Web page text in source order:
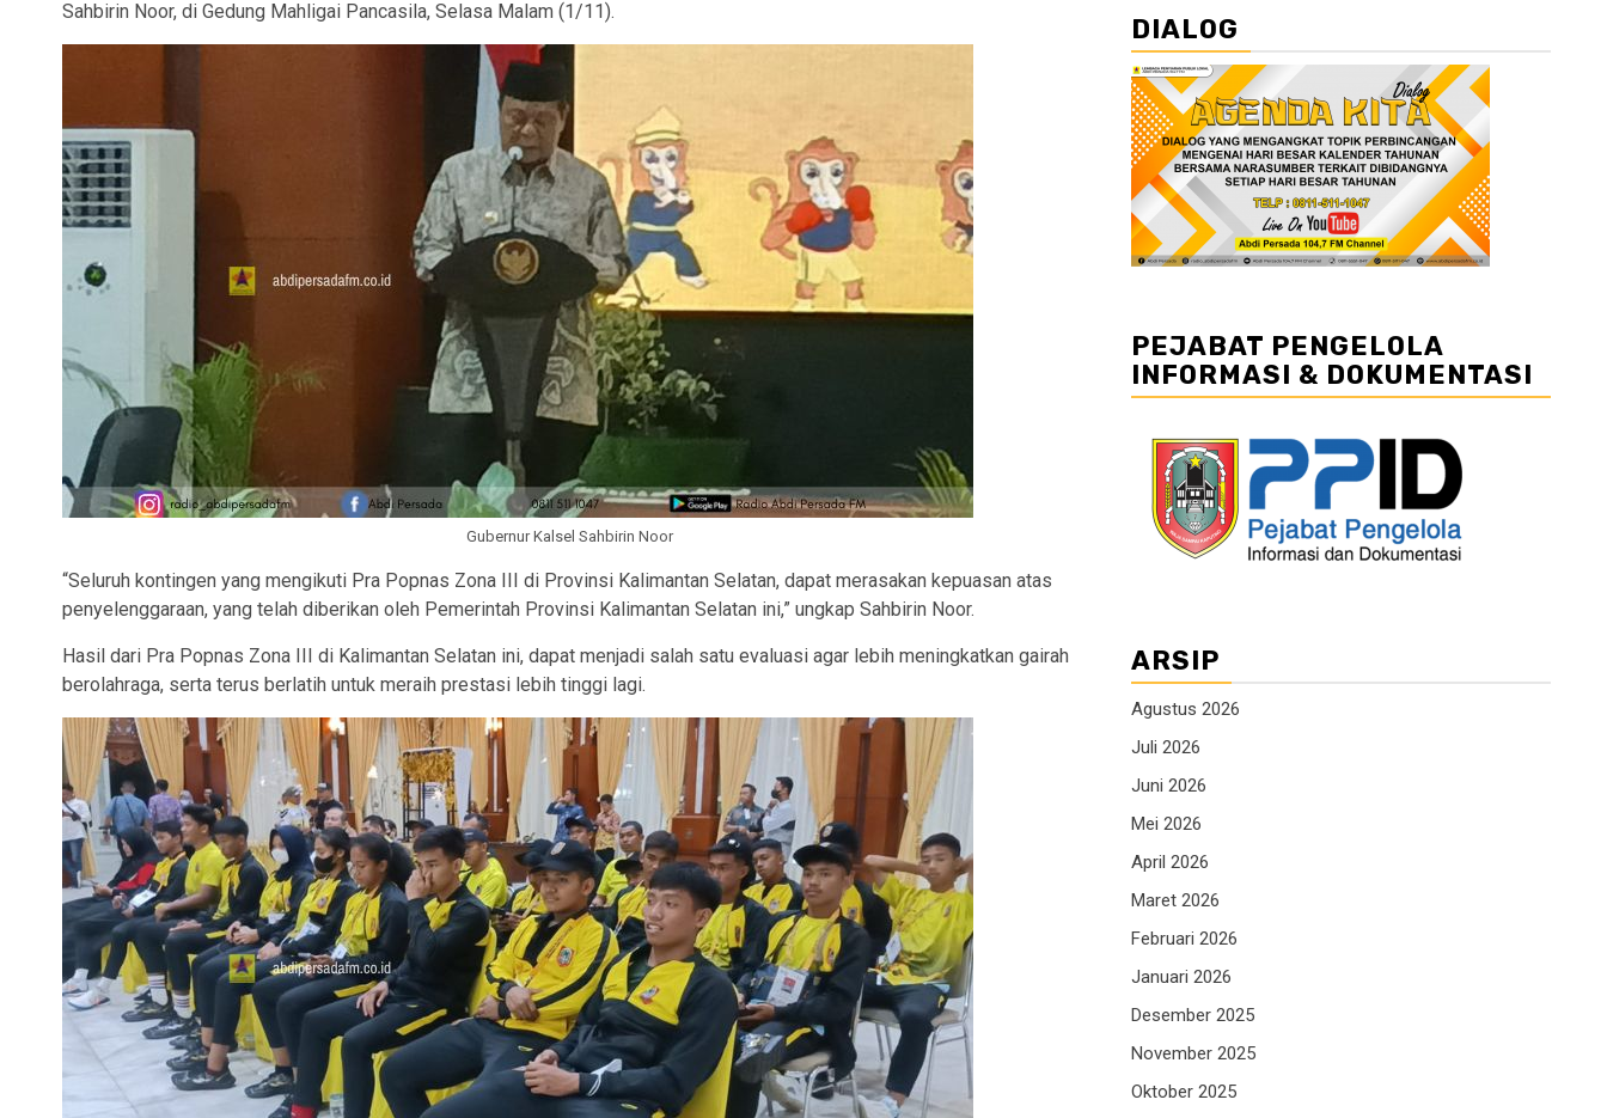
Sahbirin Noor, di Gedung Mahligai Pancasila, Selasa Malam (1/11).
Gubernur Kalsel Sahbirin Noor
“Seluruh kontingen yang mengikuti Pra Popnas Zona III di Provinsi Kalimantan Selatan, dapat merasakan kepuasan atas
penyelenggaraan, yang telah diberikan oleh Pemerintah Provinsi Kalimantan Selatan ini,” ungkap Sahbirin Noor.
Hasil dari Pra Popnas Zona III di Kalimantan Selatan ini, dapat menjadi salah satu evaluasi agar lebih meningkatkan gairah
berolahraga, serta terus berlatih untuk meraih prestasi lebih tinggi lagi.
DIALOG
PEJABAT PENGELOLA
INFORMASI & DOKUMENTASI
ARSIP
Agustus 2026
Juli 2026
Juni 2026
Mei 2026
April 2026
Maret 2026
Februari 2026
Januari 2026
Desember 2025
November 2025
Oktober 2025